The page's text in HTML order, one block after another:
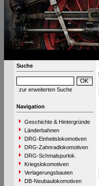
Suche
zur erweiterten Suche
Navigation
Geschichte & Hintergründe
Länderbahnen
DRG-Einheitslokomotiven
DRG-Zahnradlokomotiven
DRG-Schmalspurlok.
Kriegslokomotiven
Verlagerungsbauten
DB-Neubaulokomotiven